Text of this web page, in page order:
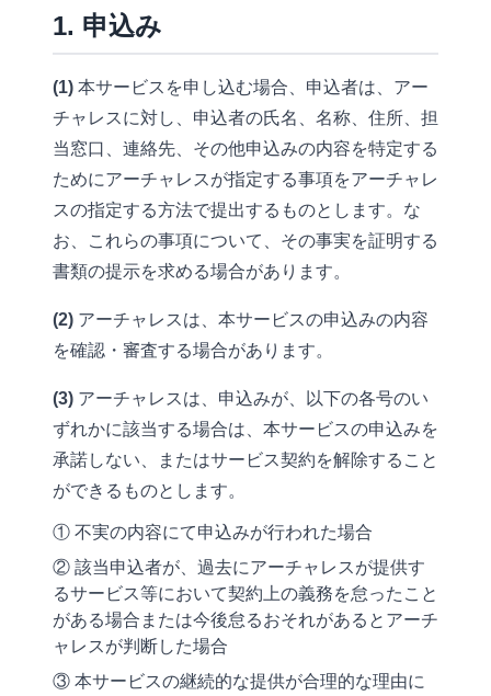
検索キーワード・指名検索調査
ページ・ディレクトリ別分析機能
CV動線分析
企業・部署データベース
展示会・紙DM反響観測機能
デジタルセールスルーム
B2Bインテント広告
ステップメール
顧客ワークフロー機能
製品登録機能
FAQ機能
ダウンロード機能
サポートチケット機能
データハブ機能
マニュアル機能
分析・通知機能
メール・LINE配信機能
1. 申込み
(1) 本サービスを申し込む場合、申込者は、アー
チャレスに対し、申込者の氏名、名称、住所、担
当窓口、連絡先、その他申込みの内容を特定する
ためにアーチャレスが指定する事項をアーチャレ
スの指定する方法で提出するものとします。な
お、これらの事項について、その事実を証明する
書類の提示を求める場合があります。
(2) アーチャレスは、本サービスの申込みの内容
を確認・審査する場合があります。
(3) アーチャレスは、申込みが、以下の各号のい
ずれかに該当する場合は、本サービスの申込みを
承諾しない、またはサービス契約を解除すること
ができるものとします。
① 不実の内容にて申込みが行われた場合
② 該当申込者が、過去にアーチャレスが提供す
るサービス等において契約上の義務を怠ったこと
がある場合または今後怠るおそれがあるとアーチ
ャレスが判断した場合
③ 本サービスの継続的な提供が合理的な理由に